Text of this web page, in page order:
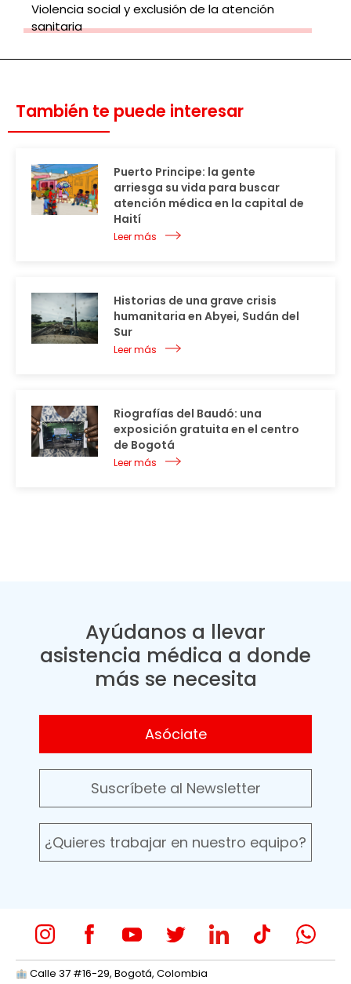
Violencia social y exclusión de la atención
sanitaria
También te puede interesar
Puerto Principe: la gente
arriesga su vida para buscar
atención médica en la capital de
Haití
Leer más
Historias de una grave crisis
humanitaria en Abyei, Sudán del
Sur
Leer más
Riografías del Baudó: una
exposición gratuita en el centro
de Bogotá
Leer más
Ayúdanos a llevar
asistencia médica a donde
más se necesita
Asóciate
Suscríbete al Newsletter
¿Quieres trabajar en nuestro equipo?
Calle 37 #16-29, Bogotá, Colombia